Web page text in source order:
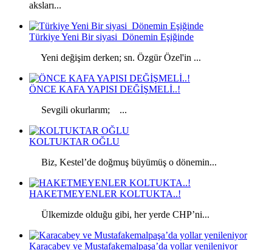
aksları...
Türkiye Yeni Bir siyasi Dönemin Eşiğinde
Yeni değişim derken; sn. Özgür Özel'in ...
ÖNCE KAFA YAPISI DEĞİŞMELİ..!
Sevgili okurlarım; ...
KOLTUKTAR OĞLU
Biz, Kestel’de doğmuş büyümüş o dönemin...
HAKETMEYENLER KOLTUKTA..!
Ülkemizde olduğu gibi, her yerde CHP’ni...
Karacabey ve Mustafakemalpaşa’da yollar yenileniyor